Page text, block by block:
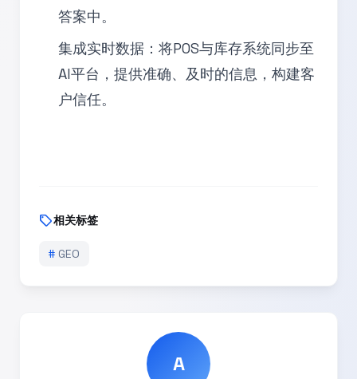
答案中。
集成实时数据：将POS与库存系统同步至
AI平台，提供准确、及时的信息，构建客
户信任。
sell相关标签
# GEO
A